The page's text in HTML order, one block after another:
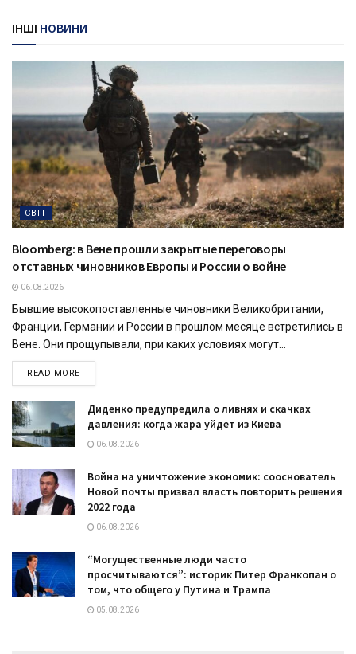
ІНШІ НОВИНИ
СВІТ
Bloomberg: в Вене прошли закрытые переговоры
отставных чиновников Европы и России о войне
06.08.2026
Бывшие высокопоставленные чиновники Великобритании,
Франции, Германии и России в прошлом месяце встретились в
Вене. Они прощупывали, при каких условиях могут...
READ MORE
Диденко предупредила о ливнях и скачках
давления: когда жара уйдет из Киева
06.08.2026
Война на уничтожение экономик: сооснователь
Новой почты призвал власть повторить решения
2022 года
06.08.2026
“Могущественные люди часто
просчитываются”: историк Питер Франкопан о
том, что общего у Путина и Трампа
05.08.2026